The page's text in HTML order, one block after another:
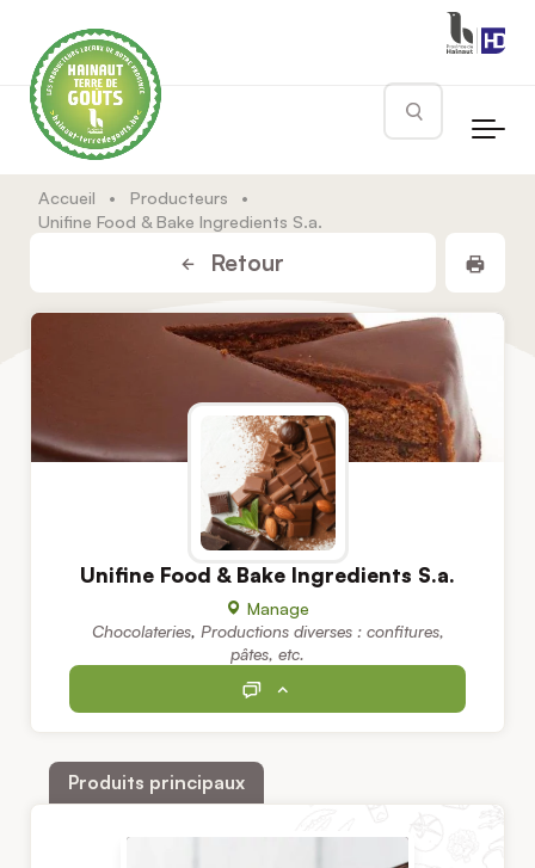
Rechercher
Accueil • Producteurs
•
Unifine Food & Bake Ingredients S.a.
Retour
Unifine Food & Bake Ingredients S.a.
Manage
Chocolateries, Productions diverses : confitures,
pâtes, etc.
Produits principaux